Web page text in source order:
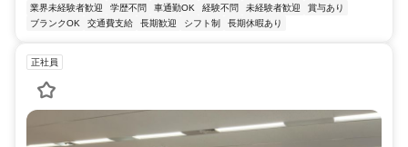
業界未経験者歓迎 学歴不問 車通勤OK 経験不問 未経験者歓迎
賞与あり
ブランクOK
交通費支給 長期歓迎 シフト制 長期休暇あり
正社員